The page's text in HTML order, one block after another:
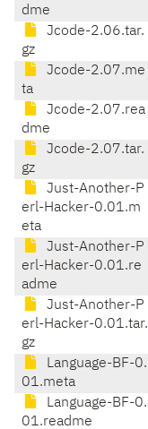
dme
Jcode-2.06.tar.
gz
Jcode-2.07.me
ta
Jcode-2.07.rea
dme
Jcode-2.07.tar.
gz
Just-Another-P
erl-Hacker-0.01.m
eta
Just-Another-P
erl-Hacker-0.01.re
adme
Just-Another-P
erl-Hacker-0.01.tar.
gz
Language-BF-0.
01.meta
Language-BF-0.
01.readme